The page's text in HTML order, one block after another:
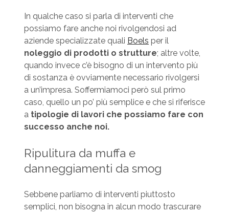
In qualche caso si parla di interventi che
possiamo fare anche noi rivolgendosi ad
aziende specializzate quali Boels per il
noleggio di prodotti o strutture; altre volte,
quando invece c’è bisogno di un intervento più
di sostanza è ovviamente necessario rivolgersi
a un’impresa. Soffermiamoci però sul primo
caso, quello un po’ più semplice e che si riferisce
a tipologie di lavori che possiamo fare con
successo anche noi.
Ripulitura da muffa e
danneggiamenti da smog
Sebbene parliamo di interventi piuttosto
semplici, non bisogna in alcun modo trascurare